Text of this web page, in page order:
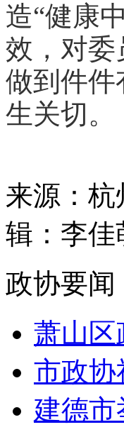
造“健康
效，对委
做到件件
生关切。
来源：
辑：李佳
政协要闻
萧山区
市政协
建德市